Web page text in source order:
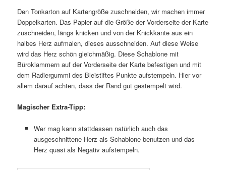
Den Tonkarton auf Kartengröße zuschneiden, wir machen immer
Doppelkarten. Das Papier auf die Größe der Vorderseite der Karte
zuschneiden, längs knicken und von der Knickkante aus ein
halbes Herz aufmalen, dieses ausschneiden. Auf diese Weise
wird das Herz schön gleichmäßig. Diese Schablone mit
Büroklammern auf der Vorderseite der Karte befestigen und mit
dem Radiergummi des Bleistiftes Punkte aufstempeln. Hier vor
allem darauf achten, dass der Rand gut gestempelt wird.
Magischer Extra-Tipp:
Wer mag kann stattdessen natürlich auch das
ausgeschnittene Herz als Schablone benutzen und das
Herz quasi als Negativ aufstempeln.